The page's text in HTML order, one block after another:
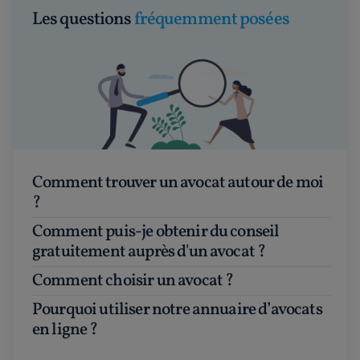
Les questionsfréquemment posées
Comment trouver un avocat autour de moi
?
Comment puis-je obtenir du conseil
gratuitement auprès d'un avocat ?
Comment choisir un avocat ?
Pourquoi utiliser notre annuaire d’avocats
en ligne ?